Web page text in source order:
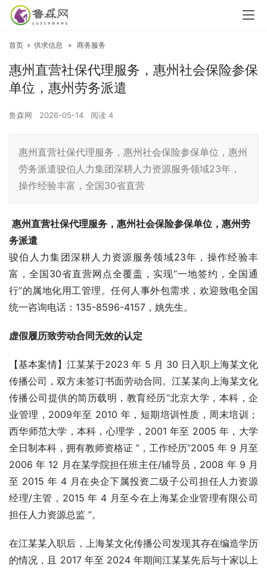
首页 » 供求信息 » 商务服务
惠州直营社保代理服务，惠州社会保险参保
单位，惠州劳务派遣
鲁森网 2026-05-14 阅读 4
惠州直营社保代理服务，惠州社会保险参保单位，惠州
劳务派遣骏伯人力集团深耕人力资源服务领域23年，
操作经验丰富，全国30省直营
惠州直营社保代理服务，惠州社会保险参保单位，惠州劳
务派遣
骏伯人力集团深耕人力资源服务领域23年，操作经验丰
富，全国30省直营网点全覆盖，实现“一地签约，全国通
行”的属地化用工管理。任何人事外包需求，欢迎致电全国
统一咨询电话：135-8596-4157，姚先生。
虚假履历致劳动合同无效的认定
【基本案情】江某某于2023 年 5 月 30 日入职上海某文化
传播公司，双方未签订书面劳动合同。江某某向上海某文化
传播公司提供的简历载明，教育经历“北京大学，本科，企
业管理，2009年至 2010 年，短期培训性质，周末培训；
西华师范大学，本科，心理学，2001 年至 2005 年，大学
全日制本科，拥有教师资格证 ”，工作经历“2005 年 9 月至
2006 年 12 月在某学院担任班主任/辅导员，2008 年 9 月
至 2015 年 4 月在央企下属投资二级子公司担任人力资源
经理/主管，2015 年 4 月至今在上海某企业管理有限公司
担任人力资源总监 ”。
在江某某入职后，上海某文化传播公司发现其存在编造学历
的情况，且 2017 年至 2024 年期间江某某先后与十家以上